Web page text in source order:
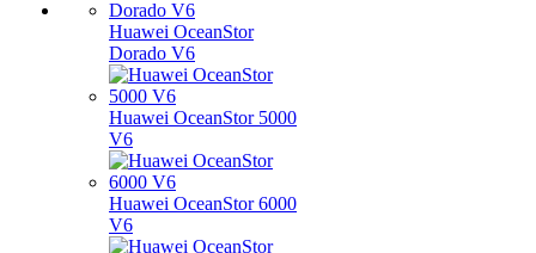
Huawei OceanStor
Dorado V6
Huawei OceanStor 5000
V6
Huawei OceanStor 6000
V6